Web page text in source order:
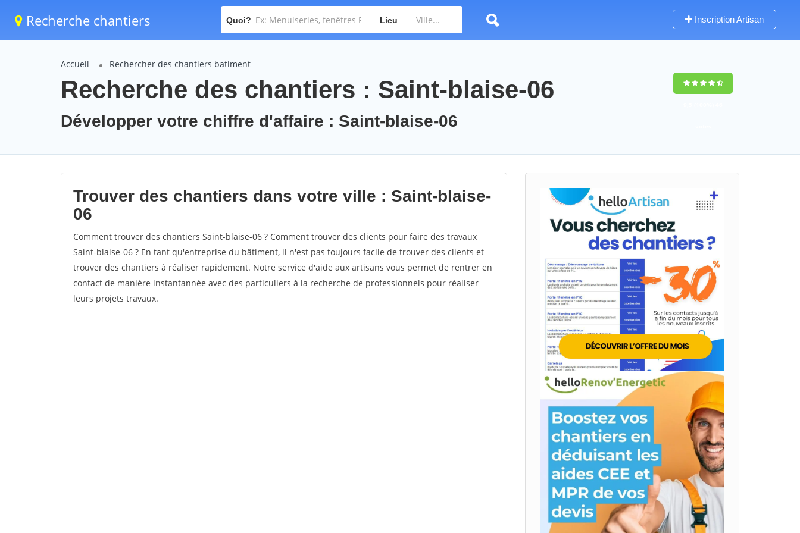
Recherche chantiers Quoi? Lieu Inscription Artisan
Accueil Rechercher des chantiers batiment
Recherche des chantiers : Saint-blaise-06
Développer votre chiffre d'affaire : Saint-blaise-06
Trouver des chantiers dans votre ville : Saint-blaise-
06
Comment trouver des chantiers Saint-blaise-06 ? Comment trouver des clients pour faire des travaux
Saint-blaise-06 ? En tant qu'entreprise du bâtiment, il n'est pas toujours facile de trouver des clients et
trouver des chantiers à réaliser rapidement. Notre service d'aide aux artisans vous permet de rentrer en
contact de manière instantannée avec des particuliers à la recherche de professionnels pour réaliser
leurs projets travaux.